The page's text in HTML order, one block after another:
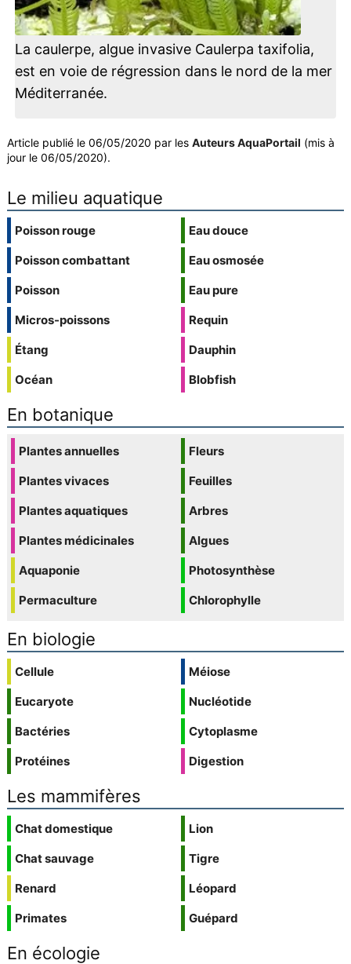
La caulerpe, algue invasive Caulerpa taxifolia,
est en voie de régression dans le nord de la mer
Méditerranée.
Article publié le 06/05/2020 par les Auteurs AquaPortail (mis à
jour le 06/05/2020).
Le milieu aquatique
Poisson rouge
Poisson combattant
Poisson
Micros-poissons
Étang
Océan
Eau douce
Eau osmosée
Eau pure
Requin
Dauphin
Blobfish
En botanique
Plantes annuelles
Plantes vivaces
Plantes aquatiques
Plantes médicinales
Aquaponie
Permaculture
Fleurs
Feuilles
Arbres
Algues
Photosynthèse
Chlorophylle
En biologie
Cellule
Eucaryote
Bactéries
Protéines
Méiose
Nucléotide
Cytoplasme
Digestion
Les mammifères
Chat domestique
Chat sauvage
Renard
Primates
Lion
Tigre
Léopard
Guépard
En écologie